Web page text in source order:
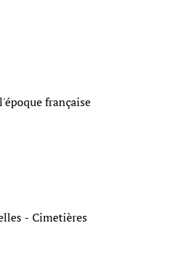
française
- Cimetières